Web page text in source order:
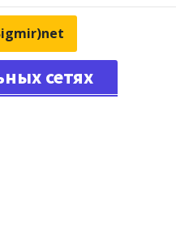
сетях